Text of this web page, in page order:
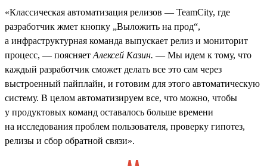
«Классическая автоматизация релизов — TeamCity, где
разработчик жмет кнопку „Выложить на прод“,
а инфраструктурная команда выпускает релиз и мониторит
процесс, — поясняет Алексей Казин. — Мы идем к тому, что
каждый разработчик сможет делать все это сам через
выстроенный пайплайн, и готовим для этого автоматическую
систему. В целом автоматизируем все, что можно, чтобы
у продуктовых команд оставалось больше времени
на исследования проблем пользователя, проверку гипотез,
релизы и сбор обратной связи».